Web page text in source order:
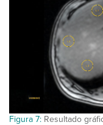
Figura 7: Resultado